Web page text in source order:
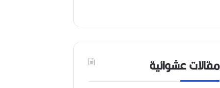
مقالات عشوائية